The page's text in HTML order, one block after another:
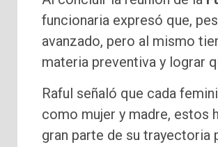
funcionaria expresó que,
avanzado, pero al mismo
materia preventiva y lograr
Raful señaló que cada
como mujer y madre, estos
gran parte de su trayectoria